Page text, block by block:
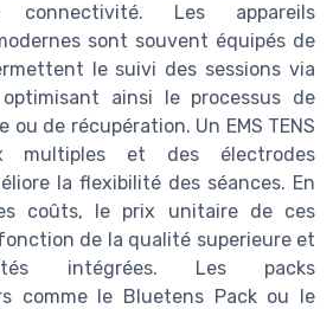
Les appareils
sont souvent équipés de
le suivi des sessions via
ainsi le processus de
ou de récupération. Un EMS TENS
multiples et des électrodes
la flexibilité des séances. En
coûts, le prix unitaire de ces
de la qualité superieure et
intégrées. Les packs
comme le Bluetens Pack ou le